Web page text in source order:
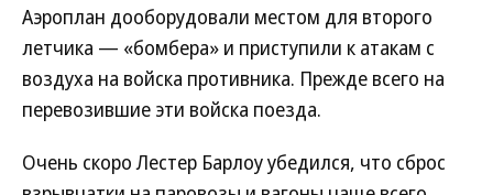
Аэроплан дооборудовали местом для второго
летчика — «бомбера» и приступили к атакам с
воздуха на войска противника. Прежде всего на
перевозившие эти войска поезда.
Очень скоро Лестер Барлоу убедился, что сброс